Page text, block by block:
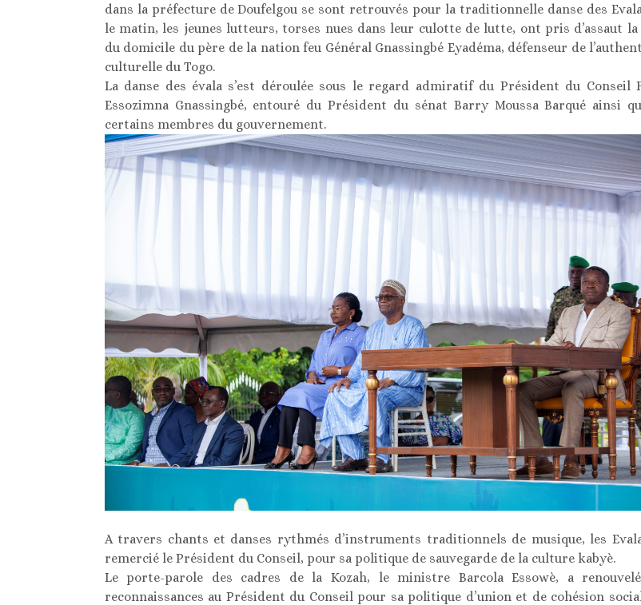
dans la préfecture de Doufelgou se sont retrouvés pour la traditionnelle danse des
le matin, les jeunes lutteurs, torses nues dans leur culotte de lutte, ont pris d’assaut la
du domicile du père de la nation feu Général Gnassingbé Eyadéma, défenseur de
culturelle du Togo.
La danse des évala s’est déroulée sous le regard admiratif du Président du Conseil
Essozimna Gnassingbé, entouré du Président du sénat Barry Moussa Barqué ainsi
certains membres du gouvernement.
A travers chants et danses rythmés d’instruments traditionnels de musique, les
remercié le Président du Conseil, pour sa politique de sauvegarde de la culture kabyè.
Le porte-parole des cadres de la Kozah, le ministre Barcola Essowè, a
reconnaissances au Président du Conseil pour sa politique d’union et de cohésion